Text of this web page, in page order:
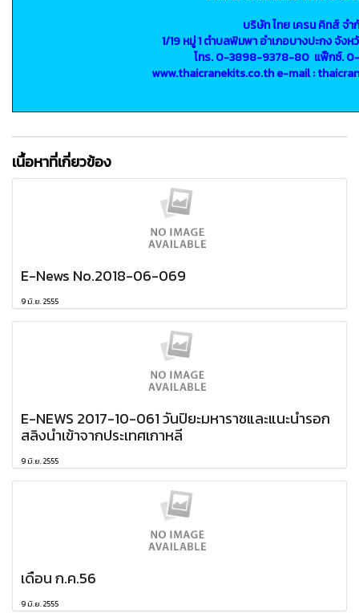
บริษัท ไทย เครน คิทส์ จำ
1/19 หมู่ 1 ตำบลพิมพา อำเภอบางปะกง จังห
โทร. 0-3898-9378-80 แฟ็กซ์.
www.thaicranekits.co.th e-mail :
เนื้อหาที่เกี่ยวข้อง
E-News No.2018-06-069
9 มิ.ย. 2555
E-NEWS 2017-10-061 วันปิยะมหาราชและแนะนำรอก
สลิงนำเข้าจากประเทศเกาหลี
9 มิ.ย. 2555
เดือน ก.ค.56
9 มิ.ย. 2555